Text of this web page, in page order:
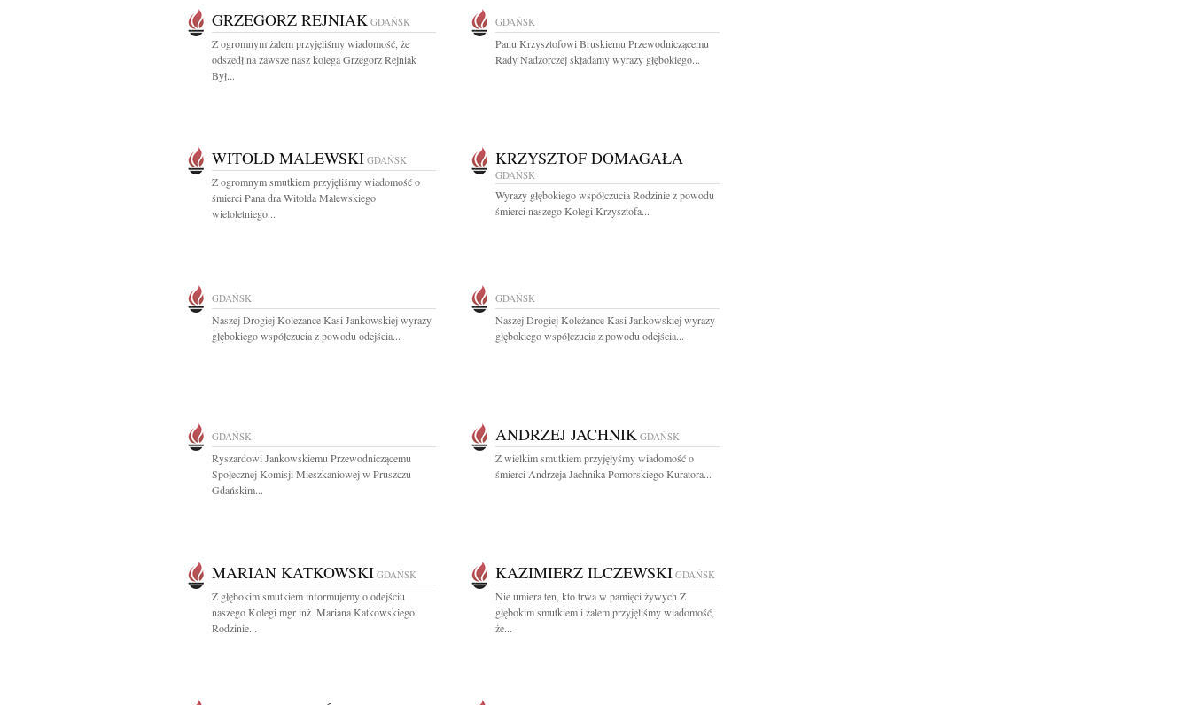
GRZEGORZ REJNIAK GDAŃSK
Z ogromnym żalem przyjęliśmy wiadomość, że
odszedł na zawsze nasz kolega Grzegorz Rejniak
Był...
GDAŃSK
Panu Krzysztofowi Bruskiemu Przewodniczącemu
Rady Nadzorczej składamy wyrazy głębokiego...
WITOLD MALEWSKI GDAŃSK
Z ogromnym smutkiem przyjęliśmy wiadomość o
śmierci Pana dra Witolda Malewskiego
wieloletniego...
KRZYSZTOF DOMAGAŁA
GDAŃSK
Wyrazy głębokiego współczucia Rodzinie z powodu
śmierci naszego Kolegi Krzysztofa...
GDAŃSK
Naszej Drogiej Koleżance Kasi Jankowskiej wyrazy
głębokiego współczucia z powodu odejścia...
GDAŃSK
Naszej Drogiej Koleżance Kasi Jankowskiej wyrazy
głębokiego współczucia z powodu odejścia...
GDAŃSK
Ryszardowi Jankowskiemu Przewodniczącemu
Społecznej Komisji Mieszkaniowej w Pruszczu
Gdańskim...
ANDRZEJ JACHNIK GDAŃSK
Z wielkim smutkiem przyjęłyśmy wiadomość o
śmierci Andrzeja Jachnika Pomorskiego Kuratora...
MARIAN KATKOWSKI GDAŃSK
Z głębokim smutkiem informujemy o odejściu
naszego Kolegi mgr inż. Mariana Katkowskiego
Rodzinie...
KAZIMIERZ ILCZEWSKI GDAŃSK
Nie umiera ten, kto trwa w pamięci żywych Z
głębokim smutkiem i żalem przyjęliśmy wiadomość,
że...